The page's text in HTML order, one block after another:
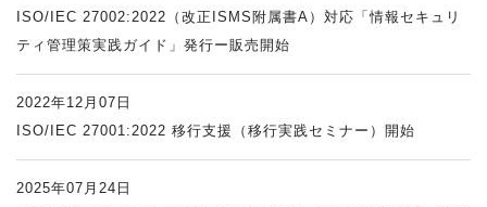
ISO/IEC 27002:2022（改正ISMS附属書A）対応「情報セキュリ
ティ管理策実践ガイド」発行ー販売開始
2022年12月07日
ISO/IEC 27001:2022 移行支援（移行実践セミナー）開始
2025年07月24日